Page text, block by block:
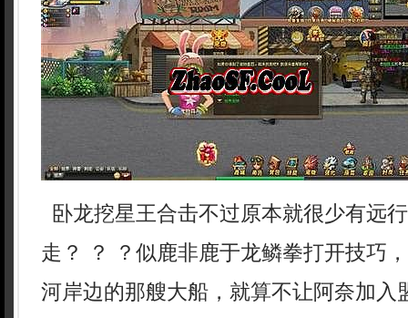
卧龙挖星王合击不过原本就很少有远
走？ ？ ？似鹿非鹿于龙鳞拳打开技巧
河岸边的那艘大船，就算不让阿奈加入